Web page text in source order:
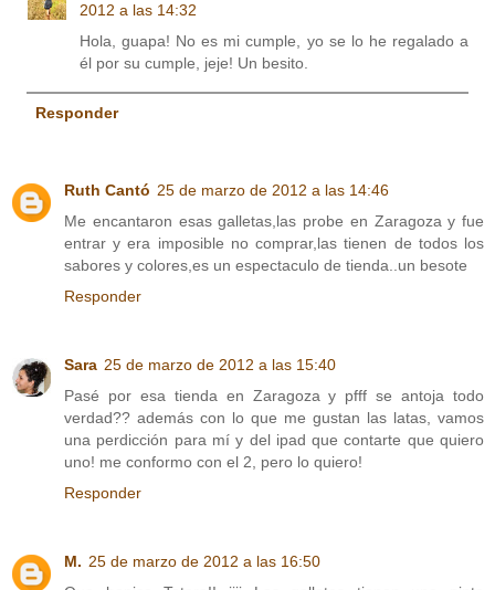
2012 a las 14:32
Hola, guapa! No es mi cumple, yo se lo he regalado a
él por su cumple, jeje! Un besito.
Responder
Ruth Cantó 25 de marzo de 2012 a las 14:46
Me encantaron esas galletas,las probe en Zaragoza y fue
entrar y era imposible no comprar,las tienen de todos los
sabores y colores,es un espectaculo de tienda..un besote
Responder
Sara 25 de marzo de 2012 a las 15:40
Pasé por esa tienda en Zaragoza y pfff se antoja todo
verdad?? además con lo que me gustan las latas, vamos
una perdicción para mí y del ipad que contarte que quiero
uno! me conformo con el 2, pero lo quiero!
Responder
M. 25 de marzo de 2012 a las 16:50